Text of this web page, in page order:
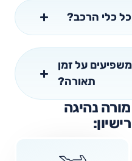
כלי הרכב?
על זמן
תאורה?
נהיגה